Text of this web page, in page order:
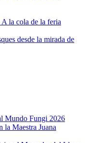
la cola de la feria
desde la mirada de
Mundo Fungi 2026
la Maestra Juana